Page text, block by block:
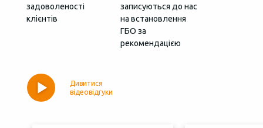
задоволеності
клієнтів
записуються до нас
на встановлення
ГБО за
рекомендацією
Дивитися
відеовідгуки